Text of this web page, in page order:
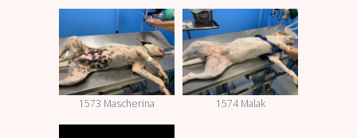
1573 Mascherina 1574 Malak